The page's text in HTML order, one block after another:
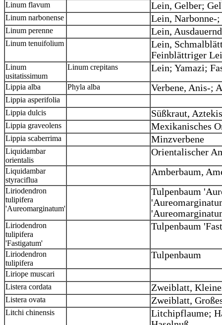
Linum flavum Lein, Gelber;
Linum narbonense Lein, Narbonne-
Linum perenne Lein,
Linum tenuifolium
Lein,
Feinblättriger
Linum
usitatissimum
Linum crepitans Lein; Yamazi;
Lippia alba Phyla alba Verbene, Anis-;
Lippia asperifolia
Lippia dulcis
Süßkraut,
Lippia graveolens Mexikanisches
Lippia scaberrima Minzverbene
Liquidambar
orientalis
Orientalischer
Liquidambar
styraciflua
Amberbaum,
Liriodendron
tulipifera
'Aureomarginatum'
Tulpenbaum
Liriodendron
tulipifera
'Fastigatum'
Tulpenbaum
Liriodendron
tulipifera
Tulpenbaum
Liriope muscari
Listera cordata
Zweiblatt,
Listera ovata Zweiblatt,
Litchi chinensis
Litchipflaume;